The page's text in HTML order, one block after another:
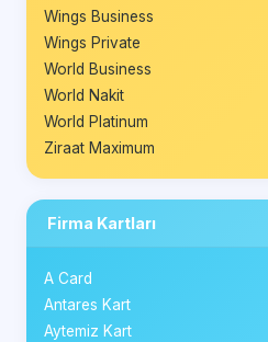
Wings Business
Wings Private
World Business
World Nakit
World Platinum
Ziraat Maximum
Firma Kartları
A Card
Antares Kart
Aytemiz Kart